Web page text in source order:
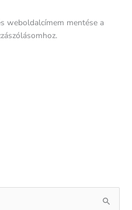
weboldalcímem mentése a